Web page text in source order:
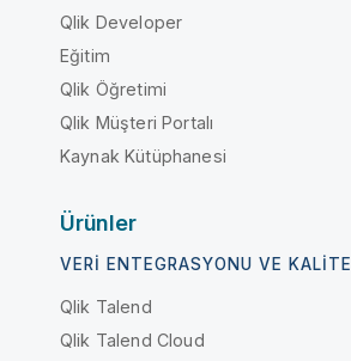
Qlik Developer
Eğitim
Qlik Öğretimi
Qlik Müşteri Portalı
Kaynak Kütüphanesi
Ürünler
VERI ENTEGRASYONU VE KALITE
Qlik Talend
Qlik Talend Cloud